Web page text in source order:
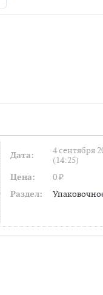
Дата:
4 сентября
(14:25)
Цена:
0 ₽
Раздел: